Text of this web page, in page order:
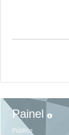
Painel
Público